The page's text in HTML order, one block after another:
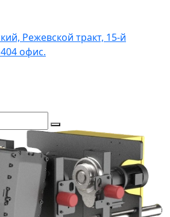
Режевской тракт, 15-й
офис.